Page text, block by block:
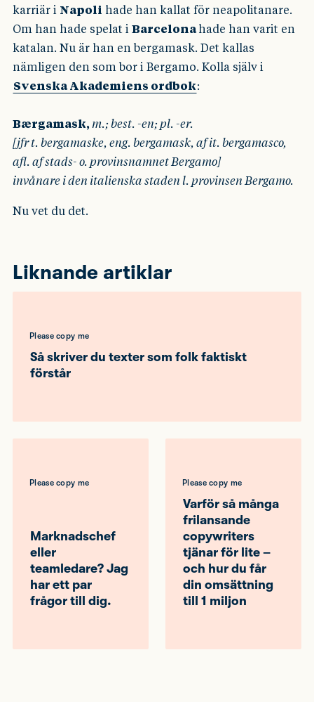
karriär i Napoli hade han kallat för neapolitanare.
Om han hade spelat i Barcelonahade han varit en
katalan. Nu är han en bergamask. Det kallas
nämligen den som bor i Bergamo. Kolla själv i
Svenska Akademiens ordbok:
Bærgamask, m.; best. -en; pl. -er.
[jfr t. bergamaske, eng. bergamask, af it. bergamasco,
afl. af stads- o. provinsnamnet Bergamo]
invånare i den italienska staden l. provinsen Bergamo.
Nu vet du det.
Liknande artiklar
Please copy me
Så skriver du texter som folk faktiskt
förstår
Please copy me
Marknadschef
eller
teamledare? Jag
har ett par
frågor till dig.
Please copy me
Varför så många
frilansande
copywriters
tjänar för lite –
och hur du får
din omsättning
till 1 miljon